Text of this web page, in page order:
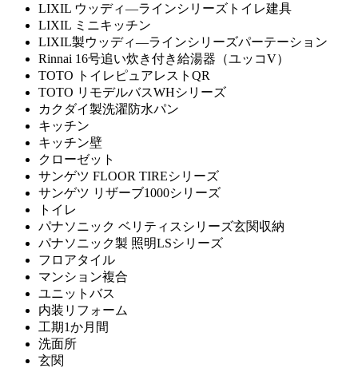
LIXIL ウッディ―ラインシリーズトイレ建具
LIXIL ミニキッチン
LIXIL製ウッディ―ラインシリーズパーテーション
Rinnai 16号追い炊き付き給湯器（ユッコV）
TOTO トイレピュアレストQR
TOTO リモデルバスWHシリーズ
カクダイ製洗濯防水パン
キッチン
キッチン壁
クローゼット
サンゲツ FLOOR TIREシリーズ
サンゲツ リザーブ1000シリーズ
トイレ
パナソニック ベリティスシリーズ玄関収納
パナソニック製 照明LSシリーズ
フロアタイル
マンション複合
ユニットバス
内装リフォーム
工期1か月間
洗面所
玄関